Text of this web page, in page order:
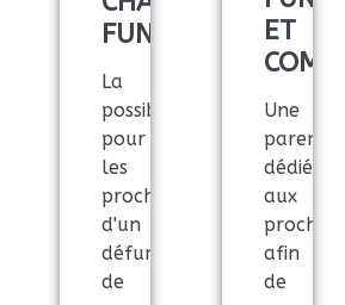
FUNÉRAIRE
La
possibilité
pour
les
proches
d'un
défunt
de
ET
Une
dédiée
aux
proches
afin
de